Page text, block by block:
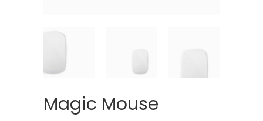
Magic Mouse